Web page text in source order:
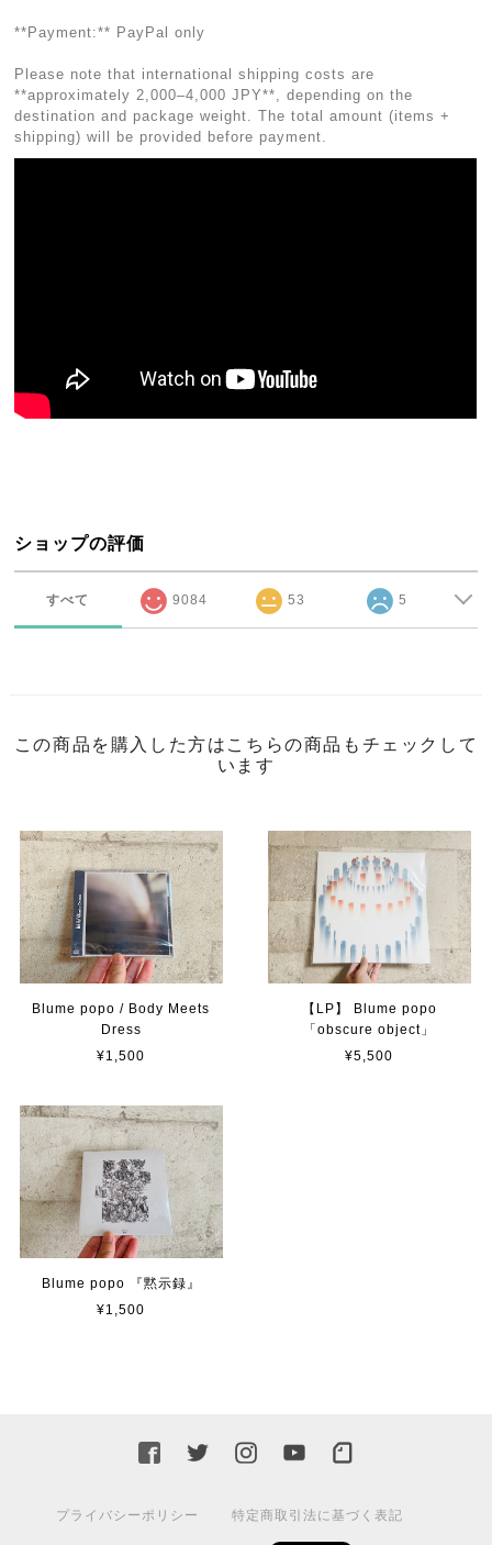
**Payment:** PayPal only
Please note that international shipping costs are
**approximately 2,000–4,000 JPY**, depending on the
destination and package weight. The total amount (items +
shipping) will be provided before payment.
ショップの評価
すべて 9084 53 5
この商品を購入した方はこちらの商品もチェックして
います
Blume popo / Body Meets
Dress
¥1,500
【LP】 Blume popo
「obscure object」
¥5,500
Blume popo 『黙示録』
¥1,500
プライバシーポリシー 特定商取引法に基づく表記